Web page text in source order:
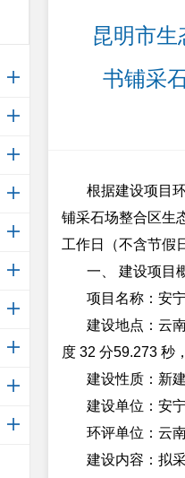
昆明市
书铺采
根据建设项目
铺采石场整合区生
工作日（不含节假
一、
建设项目
项目名称：安
建设地点：云
度 32 分59.273 秒
建设性质：新
建设单位：安
环评单位：云
建设内容：拟